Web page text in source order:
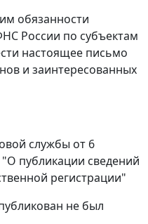
обязанности
России по субъектам
настоящее письмо
и заинтересованных
службы от 6
публикации сведений
регистрации"
не был